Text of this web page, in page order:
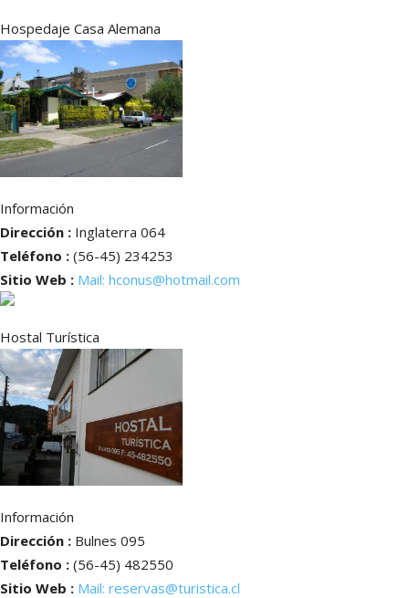
Hospedaje Casa Alemana
Información
Dirección : Inglaterra 064
Teléfono : (56-45) 234253
Sitio Web : Mail: hconus@hotmail.com
Hostal Turística
Información
Dirección : Bulnes 095
Teléfono : (56-45) 482550
Sitio Web : Mail: reservas@turistica.cl